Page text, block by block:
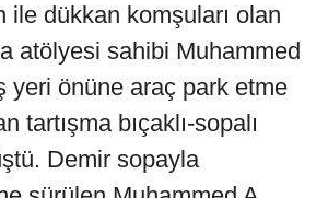
ile dükkan komşuları olan
atölyesi sahibi Muhammed
yeri önüne araç park etme
tartışma bıçaklı-sopalı
Demir sopayla